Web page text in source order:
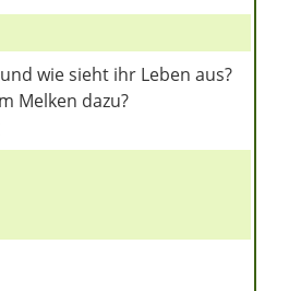
wie sieht ihr Leben aus?
Melken dazu?